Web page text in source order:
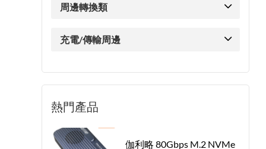
周邊轉換類
充電/傳輸周邊
熱門產品
伽利略 80Gbps M.2 NVMe